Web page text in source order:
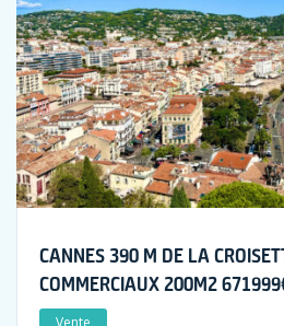
CANNES 390 M DE LA
COMMERCIAUX 200M2